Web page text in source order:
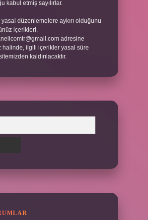
kabul etmiş sayılırlar.
yasal düzenlemelere aykırı olduğunu
içerikleri,
adresine
halinde, ilgili içerikler yasal süre
kaldırılacaktır.